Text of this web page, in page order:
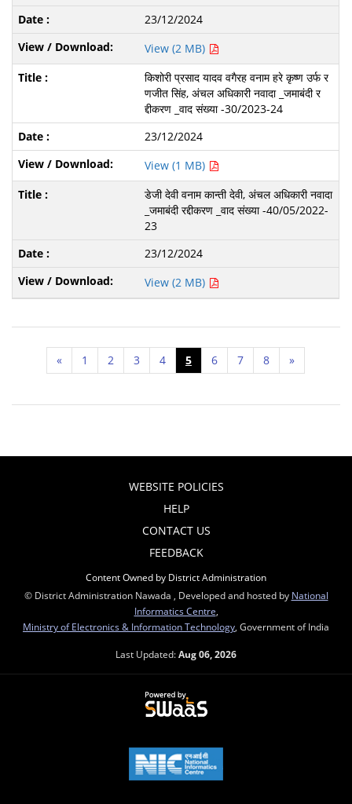
23/12/2024
View (2 MB)
किशोरी प्रसाद यादव वगैरह वनाम हरे कृष्ण उर्फ र
णजीत सिंह, अंचल अधिकारी नवादा _जमाबंदी र
द्दीकरण _वाद संख्या -30/2023-24
23/12/2024
View (1 MB)
डेजी देवी वनाम कान्ती देवी, अंचल अधिकारी नवादा
_जमाबंदी रद्दीकरण _वाद संख्या -40/05/2022-
23
23/12/2024
View (2 MB)
« 1 2 3 4 5 6 7 8 »
WEBSITE POLICIES
HELP
CONTACT US
FEEDBACK
Content Owned by District Administration
© District Administration Nawada , Developed and hosted by National
Informatics Centre
Ministry of Electronics & Information Technology , Government of India
Last Updated:Aug 06, 2026